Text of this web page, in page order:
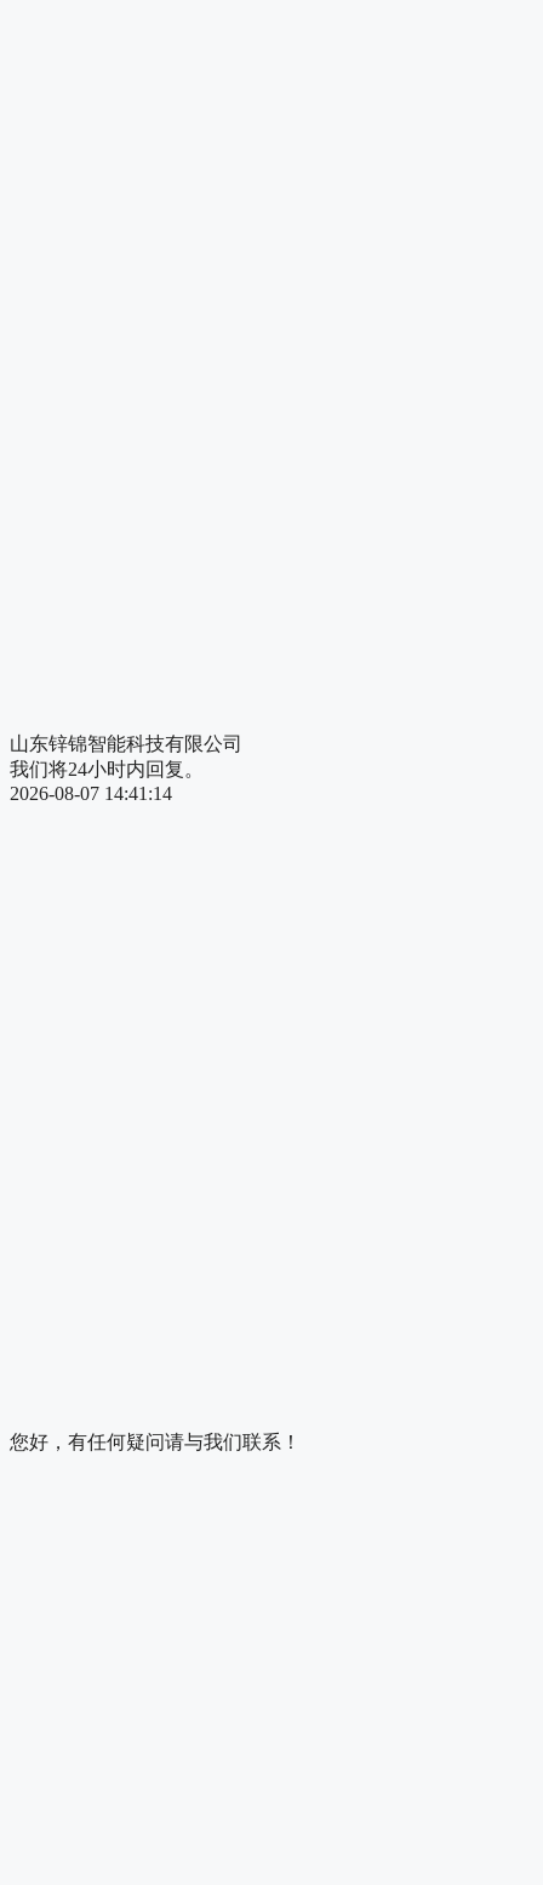
山东锌锦智能科技有限公司
我们将24小时内回复。
2026-08-07 14:41:14
您好，有任何疑问请与我们联系！